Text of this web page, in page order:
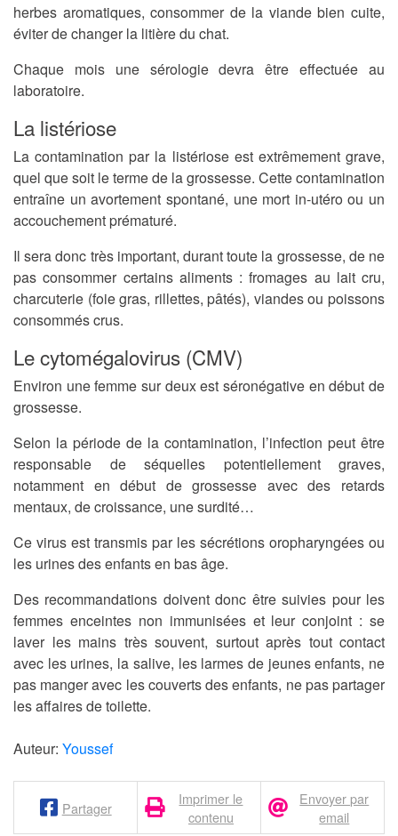
herbes aromatiques, consommer de la viande bien cuite,
éviter de changer la litière du chat.
Chaque mois une sérologie devra être effectuée au
laboratoire.
La listériose
La contamination par la listériose est extrêmement grave,
quel que soit le terme de la grossesse. Cette contamination
entraîne un avortement spontané, une mort in-utéro ou un
accouchement prématuré.
Il sera donc très important, durant toute la grossesse, de ne
pas consommer certains aliments: fromages au lait cru,
charcuterie (foie gras, rillettes, pâtés), viandes ou poissons
consommés crus.
Le cytomégalovirus (CMV)
Environ une femme sur deux est séronégative en début de
grossesse.
Selon la période de la contamination, l’infection peut être
responsable de séquelles potentiellement graves,
notamment en début de grossesse avec des retards
mentaux, de croissance, une surdité…
Ce virus est transmis par les sécrétions oropharyngées ou
les urines des enfants en bas âge.
Des recommandations doivent donc être suivies pour les
femmes enceintes non immunisées et leur conjoint : se
laver les mains très souvent, surtout après tout contact
avec les urines, la salive, les larmes de jeunes enfants, ne
pas manger avec les couverts des enfants, ne pas partager
les affaires de toilette.
Auteur: Youssef
Partager
Imprimer le
contenu
Envoyer par
email